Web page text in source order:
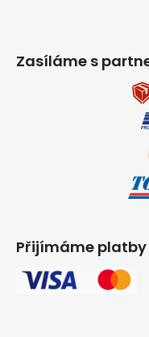
Zasíláme s
Přijímáme platby